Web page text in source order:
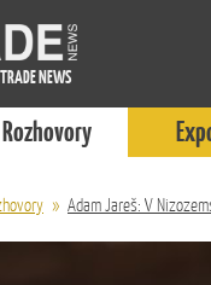
NEWS
Rozhovory
» Adam Jareš: V